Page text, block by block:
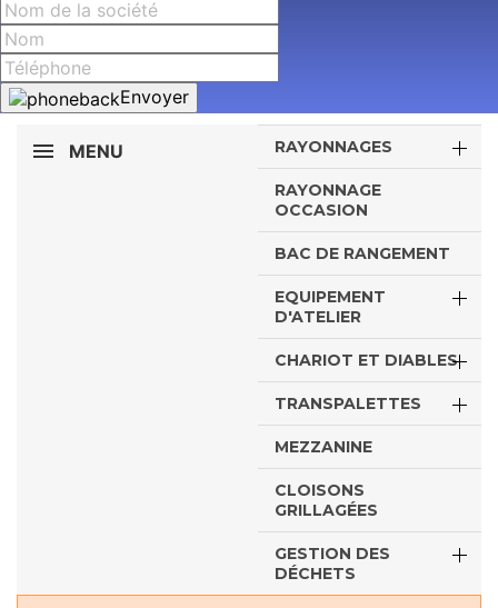
Envoyer
MENU RAYONNAGES
RAYONNAGE
OCCASION
BAC DE RANGEMENT
EQUIPEMENT
D'ATELIER
CHARIOT ET DIABLES
TRANSPALETTES
MEZZANINE
CLOISONS
GRILLAGÉES
GESTION DES
DÉCHETS